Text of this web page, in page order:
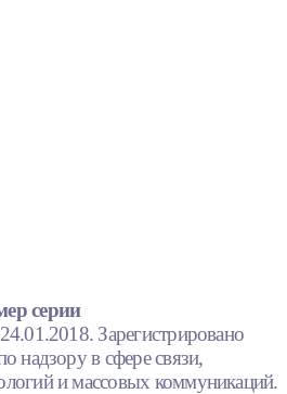
серии
Зарегистрировано
надзору в сфере связи,
и массовых коммуникаций.